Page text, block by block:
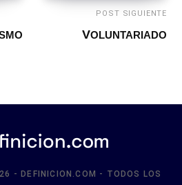
POST SIGUIENTE
VOLUNTARIADO
- DEFINICION.COM - TODOS LOS